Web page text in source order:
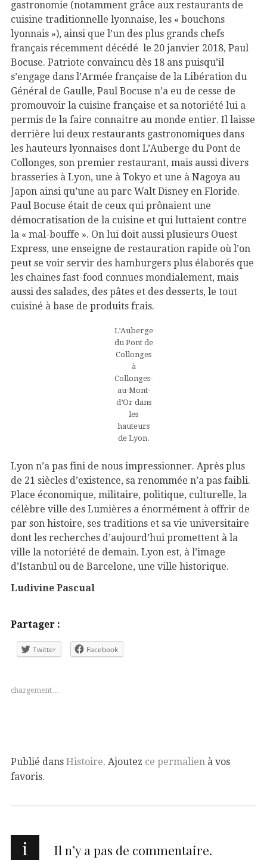
gastronomie (notamment grâce aux restaurants de
cuisine traditionnelle lyonnaise, les « bouchons
lyonnais »), ainsi que l’un des plus grands chefs
français récemment décédé le 20 janvier 2018, Paul
Bocuse. Patriote convaincu dès 18 ans puisqu’il
s’engage dans l’Armée française de la Libération du
Général de Gaulle, Paul Bocuse n’a eu de cesse de
promouvoir la cuisine française et sa notoriété lui a
permis de la faire connaitre au monde entier. Il laisse
derrière lui deux restaurants gastronomiques dans
les hauteurs lyonnaises dont L’Auberge du Pont de
Collonges, son premier restaurant, mais aussi divers
brasseries à Lyon, une à Tokyo et une à Nagoya au
Japon ainsi qu’une au parc Walt Disney en Floride.
Paul Bocuse était de ceux qui prônaient une
démocratisation de la cuisine et qui luttaient contre
la « mal-bouffe ». On lui doit aussi plusieurs Ouest
Express, une enseigne de restauration rapide où l’on
peut se voir servir des hamburgers plus élaborés que
les chaines fast-food connues mondialement, mais
aussi des salades, des pâtes et des desserts, le tout
cuisiné à base de produits frais.
L’Auberge
du Pont de
Collonges
à
Collonges-
au-Mont-
d’Or dans
les
hauteurs
de Lyon.
Lyon n’a pas fini de nous impressionner. Après plus
de 21 siècles d’existence, sa renommée n’a pas faibli.
Place économique, militaire, politique, culturelle, la
célèbre ville des Lumières a énormément à offrir de
par son histoire, ses traditions et sa vie universitaire
dont les recherches d’aujourd’hui promettent à la
ville la notoriété de demain. Lyon est, à l’image
d’Istanbul ou de Barcelone, une ville historique.
Ludivine Pascual
Partager :
Twitter Facebook
chargement…
Publié dans Histoire. Ajoutez ce permalien à vos
favoris.
i Il n’y a pas de commentaire.